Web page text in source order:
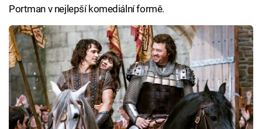
Portman v nejlepší komediální formě.